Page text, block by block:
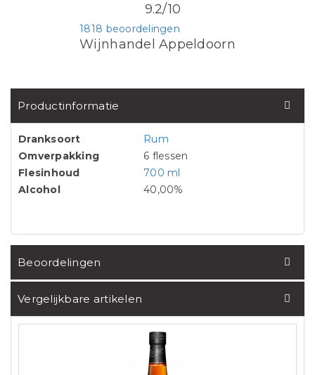
Wijnhandel Appeldoorn
1818 beoordelingen
9.2/10
Productinformatie
Dranksoort
Rum
Omverpakking
6 flessen
Flesinhoud
700 ml
Alcohol
40,00%
Beoordelingen
Vergelijkbare artikelen